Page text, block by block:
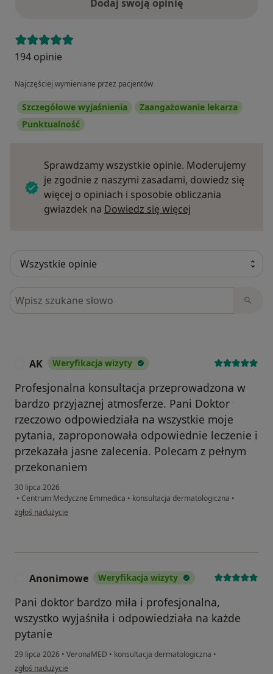
Dodaj swoją opinię
194 opinie
Najczęściej wymieniane przez pacjentów
Szczegółowe wyjaśnienia
Zaangażowanie lekarza
Punktualność
Sprawdzamy wszystkie opinie. Moderujemy
je zgodnie z naszymi zasadami, dowiedz się
więcej o opiniach i sposobie obliczania
gwiazdek na Dowiedz się więcej
Szukaj w opiniach
AK Weryfikacja wizyty
Profesjonalna konsultacja przeprowadzona w
bardzo przyjaznej atmosferze. Pani Doktor
rzeczowo odpowiedziała na wszystkie moje
pytania, zaproponowała odpowiednie leczenie i
przekazała jasne zalecenia. Polecam z pełnym
przekonaniem
30 lipca 2026
• Centrum Medyczne Emmedica • konsultacja dermatologiczna •
w opinii użytkownika AK
zgłoś nadużycie
Anonimowe Weryfikacja wizyty
Pani doktor bardzo miła i profesjonalna,
wszystko wyjaśniła i odpowiedziała na każde
pytanie
29 lipca 2026 • VeronaMED • konsultacja dermatologiczna •
w opinii użytkownika Anonimowe
zgłoś nadużycie